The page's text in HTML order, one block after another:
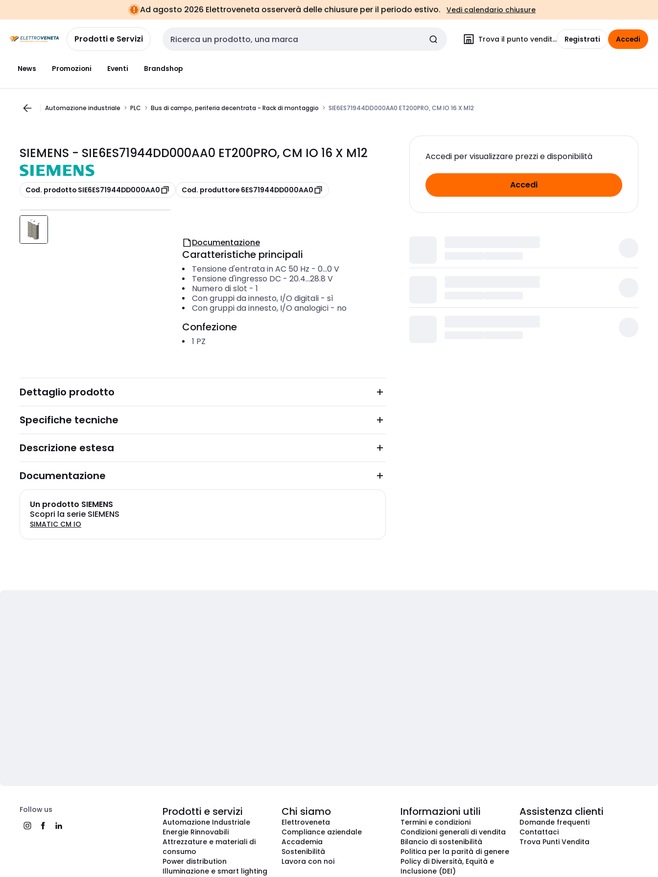
navigazionealla
pagina
Ad agosto 2026 Elettroveneta osserverà delle chiusure per il periodo estivo. Vedi calendario chiusure
Prodotti e Servizi Cerca input Trova il punto vendita Registrati Accedi
News Promozioni Eventi Brandshop
Automazione industriale PLC Bus di campo, periferia decentrata - Rack di montaggio SIE6ES71944DD000AA0 ET200PRO, CM IO 16 X M12
SIEMENS - SIE6ES71944DD000AA0 ET200PRO, CM IO 16 X M12
copia
Cod. prodotto SIE6ES71944DD000AA0 copia
Cod. produttore 6ES71944DD000AA0
Accedi per visualizzare prezzi e disponibilità
Accedi
Documentazione
Caratteristiche principali
Tensione d'entrata in AC 50 Hz - 0...0 V
Tensione d'ingresso DC - 20.4...28.8 V
Numero di slot - 1
Con gruppi da innesto, I/O digitali- sì
Con gruppi da innesto, I/O analogici- no
Confezione
1 PZ
Dettaglio prodotto
Specifiche tecniche
Descrizione estesa
Documentazione
Un prodotto SIEMENS
Scopri la serie SIEMENS
SIMATIC CM IO
Follow us Prodotti e servizi
Automazione Industriale
Energie Rinnovabili
Attrezzature e materiali di
consumo
Power distribution
Illuminazione e smart lighting
Chi siamo
Elettroveneta
Compliance aziendale
Accademia
Sostenibilità
Lavora con noi
Informazioni utili
Termini e condizioni
Condizioni generali di vendita
Bilancio di sostenibilità
Politica per la parità di genere
Policy di Diversità, Equità e
Inclusione (DEI)
Assistenza clienti
Domande frequenti
Contattaci
Trova Punti Vendita